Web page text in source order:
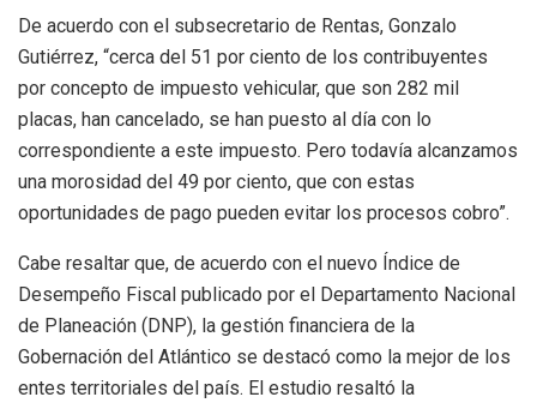
De acuerdo con el subsecretario de Rentas, Gonzalo
Gutiérrez, “cerca del 51 por ciento de los contribuyentes
por concepto de impuesto vehicular, que son 282 mil
placas, han cancelado, se han puesto al día con lo
correspondiente a este impuesto. Pero todavía alcanzamos
una morosidad del 49 por ciento, que con estas
oportunidades de pago pueden evitar los procesos cobro”.
Cabe resaltar que, de acuerdo con el nuevo Índice de
Desempeño Fiscal publicado por el Departamento Nacional
de Planeación (DNP), la gestión financiera de la
Gobernación del Atlántico se destacó como la mejor de los
entes territoriales del país. El estudio resaltó la